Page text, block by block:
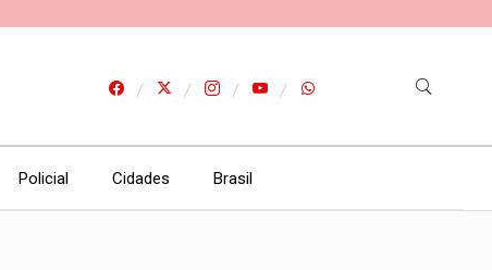
Policial Cidades Brasil